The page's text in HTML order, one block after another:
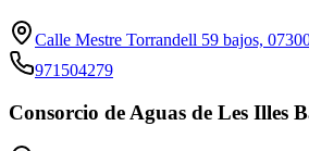
Calle Mestre Torrandell 59 bajos,
971504279
Consorcio de Aguas de Les Illes